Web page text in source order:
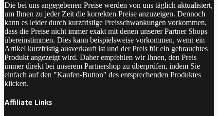
Die bei uns angegebenen Preise werden von uns täglich aktualisiert,
um Ihnen zu jeder Zeit die korrekten Preise anzuzeigen. Dennoch
kann es leider durch kurzfristige Preisschwankungen vorkommen,
dass die Preise nicht immer exakt mit denen unserer Partner Shops
übereinstimmen. Dies kann beispielsweise vorkommen, wenn ein
Artikel kurzfristig ausverkauft ist und der Preis für ein gebrauchtes
Produkt angezeigt wird. Daher empfehlen wir Ihnen, den Preis
immer direkt bei unserem Partnershop zu überprüfen, indem Sie
einfach auf den "Kaufen-Button" des entsprechenden Produktes
klicken.
Affiliate Links